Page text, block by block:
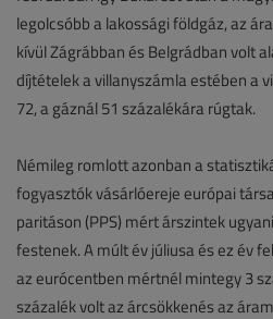
legolcsóbb a lakossági földgáz, az
kívül Zágrábban és Belgrádban volt
díjtételek a villanyszámla estében a
72, a gáznál 51 százalékára rúgtak.
Némileg romlott azonban a
fogyasztók vásárlóereje európai
paritáson (PPS) mért árszintek
festenek. A múlt év júliusa és ez év
az eurócentben mértnél mintegy 3
százalék volt az árcsökkenés az